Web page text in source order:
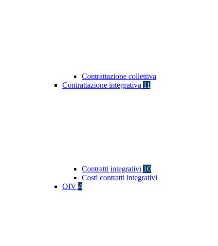
Contrattazione collettiva
Contrattazione integrativa 11
Contratti integrativi 10
Costi contratti integrativi
OIV 4